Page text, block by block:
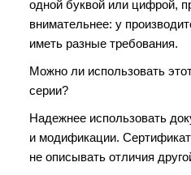
одной буквой или цифрой,
внимательнее: у
иметь разные требования.
Можно ли использовать
серии?
Надежнее использовать
и модификации.
не описывать отличия